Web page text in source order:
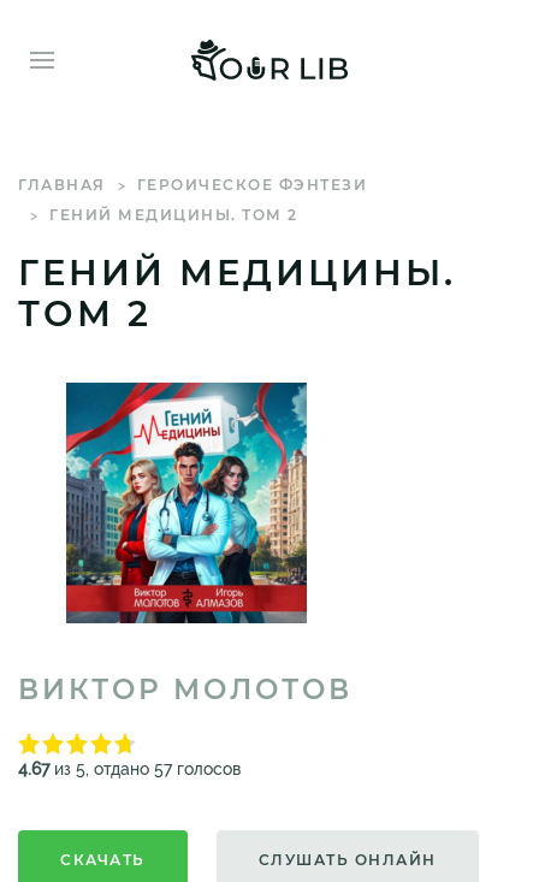
ГЛАВНАЯ
ГЕРОИЧЕСКОЕ ФЭНТЕЗИ
ГЕНИЙ МЕДИЦИНЫ. ТОМ 2
ГЕНИЙ МЕДИЦИНЫ.
ТОМ 2
ВИКТОР МОЛОТОВ
4.67из 5, отдано 57 голосов
СКАЧАТЬ СЛУШАТЬ ОНЛАЙН